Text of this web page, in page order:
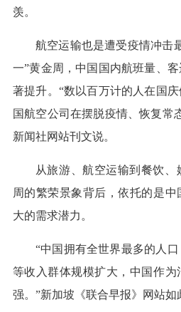
羡。
航空运输也是遭受疫情冲击
一”黄金周，中国国内航班量、
著提升。“数以百万计的人在国
国航空公司在摆脱疫情、恢复常
新闻社网站刊文说。
从旅游、航空运输到餐饮
周的繁荣景象背后，依托的是
大的需求潜力。
“中国拥有全世界最多的人
等收入群体规模扩大，中国作
强。”新加坡《联合早报》网站如